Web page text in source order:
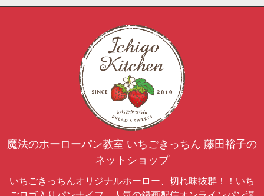
魔法のホーローパン教室 いちごきっちん 藤田裕子の
ネットショップ
いちごきっちんオリジナルホーロー、切れ味抜群！！いち